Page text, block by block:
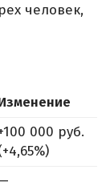
человек,
000 руб.